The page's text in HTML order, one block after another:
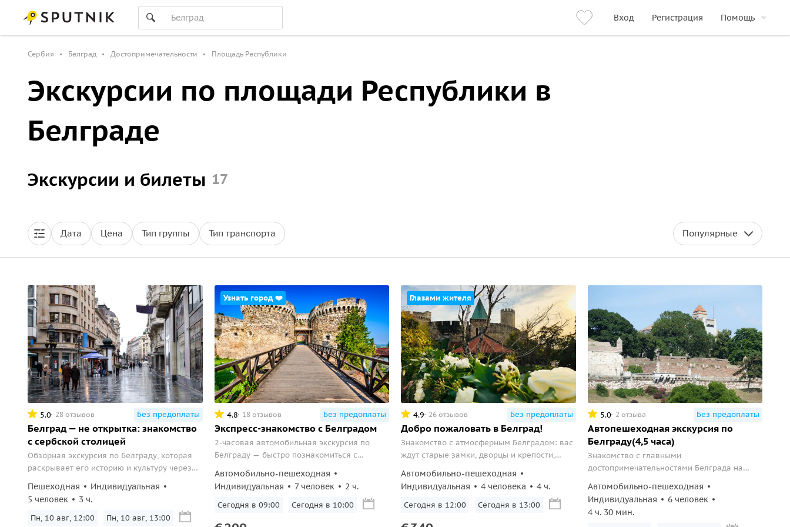
Вход Регистрация Помощь
Сербия Белград Достопримечательности Площадь Республики
Экскурсии по площади Республики в
Белграде
Экскурсии и билеты 17
Дата Цена Тип группы Тип транспорта Популярные
5.0 28 отзывов Без предоплаты
Белград — не открытка: знакомство
с сербской столицей
Обзорная экскурсия по Белграду, которая
раскрывает его историю и культуру через
старые улицы.
Пешеходная
Индивидуальная
5 человек
3 ч.
Пн, 10 авг, 12:00 Пн, 10 авг, 13:00
Узнать город ❤️
4.8 18 отзывов Без предоплаты
Экспресс-знакомство с Белградом
2-часовая автомобильная экскурсия по
Белграду — быстро познакомиться с
части.
Автомобильно-пешеходная
Индивидуальная
7 человек 2 ч.
Завтра в 09:00 Завтра в 10:00
Глазами жителя
4.9 26 отзывов Без предоплаты
Добро пожаловать в Белград!
Знакомство с атмосферным Белградом: вас
ждут старые замки, дворцы и крепости,
Автомобильно-пешеходная
Индивидуальная
4 человека 4 ч.
Завтра в 12:00 Завтра в 13:00
5.0 2 отзыва Без предоплаты
Автопешеходная экскурсия по
Белграду(4,5 часа)
Знакомство с главными
достопримечательностями Белграда на
Автомобильно-пешеходная
Индивидуальная
6 человек
4 ч. 30 мин.